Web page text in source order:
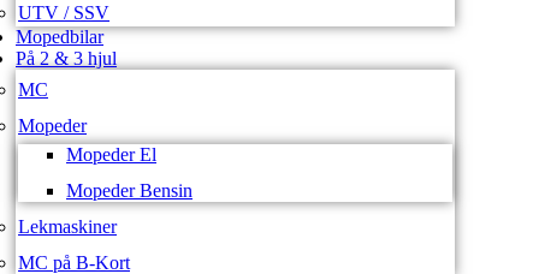
UTV / SSV
Mopedbilar
På 2 & 3 hjul
MC
Mopeder
Mopeder El
Mopeder Bensin
Lekmaskiner
MC på B-Kort